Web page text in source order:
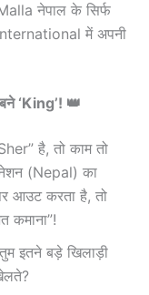
नेपाल के सिर्फ
में अपनी
‘King’! 👑
है, तो काम तो
नेशन (Nepal) का
आउट करता है, तो
कमाना”!
इतने बड़े खिलाड़ी